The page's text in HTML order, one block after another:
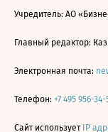
Учредитель: АО
Главный редактор:
Электронная почта:
Телефон: +7 495 956-34-
Сайт использует IP